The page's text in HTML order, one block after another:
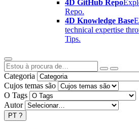
4D GitHub Repo
Repo.
4D Knowledge Base
technical expertise
Tips.
Categoria
Cujos temas são
O Tags
Autor
PT ?